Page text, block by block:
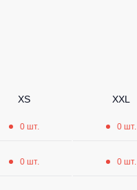
Шорты повседневные
XS XXL
0 шт. 0 шт.
0 шт. 0 шт.